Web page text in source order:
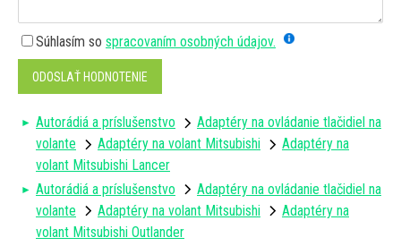
Súhlasím so spracovaním osobných údajov.
ODOSLAŤ HODNOTENIE
Autorádiá a príslušenstvo
Adaptéry na ovládanie tlačidiel na
volante
Adaptéry na volant Mitsubishi
Adaptéry na
volant Mitsubishi Lancer
Autorádiá a príslušenstvo
Adaptéry na ovládanie tlačidiel na
volante
Adaptéry na volant Mitsubishi
Adaptéry na
volant Mitsubishi Outlander